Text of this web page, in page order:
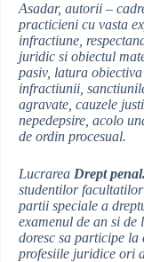
Asadar, autorii –
practicieni cu vasta
infractiune,
juridic si obiectul
pasiv, latura
infractiunii,
agravate, cauzele
nepedepsire, acolo
de ordin procesual.
Lucrarea Drept
studentilor
partii speciale a
examenul de an si
doresc sa participe
profesiile juridice ori